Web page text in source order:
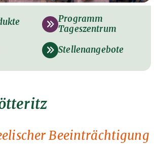
Programm
Tageszentrum
Stellenangebote
Beeinträchtigung